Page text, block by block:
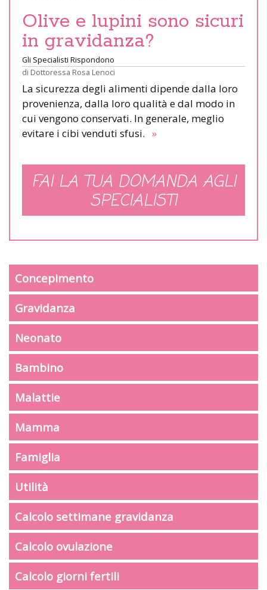
Olive e lupini sono sicuri
in gravidanza?
Gli Specialisti Rispondono
di Dottoressa Rosa Lenoci
La sicurezza degli alimenti dipende dalla loro
provenienza, dalla loro qualità e dal modo in
cui vengono conservati. In generale, meglio
evitare i cibi venduti sfusi. »
FAI LA TUA DOMANDA AGLI
SPECIALISTI
Concepimento
Gravidanza
Neonato
Bambino
Malattie
Mamma
Famiglia
Utilità
Calcolo settimane gravidanza
Calcolo ovulazione
Calcolo giorni fertili